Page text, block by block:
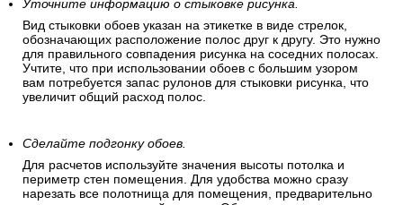
рисунок, цвет и размер.
Уточните информацию о стыковке рисунка.
Вид стыковки обоев указан на этикетке в виде стрелок,
обозначающих расположение полос друг к другу. Это нужно
для правильного совпадения рисунка на соседних полосах.
увеличит общий расход полос.
Сделайте подгонку обоев.